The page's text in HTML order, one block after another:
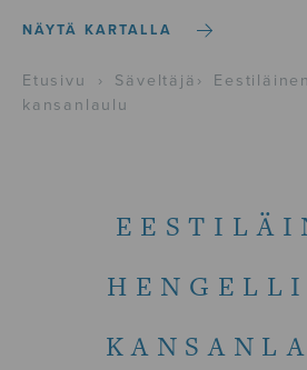
NÄYTÄ KARTALLA
Etusivu › Säveltäjä ›
kansanlaulu